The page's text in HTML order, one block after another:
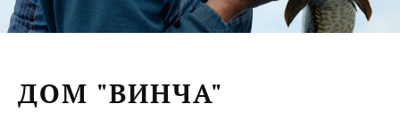
ДОМ "ВИНЧА"